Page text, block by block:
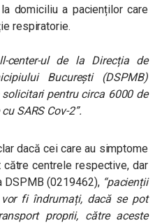
domiciliu a pacienților care
respiratorie.
center-ul de la Direcția de
București (DSPMB)
pentru circa 6000 de
SARS Cov-2”.
dacă cei care au simptome
centrele respective, dar
DSPMB (0219462), “pacienții
fi îndrumați, dacă se pot
proprii, către aceste